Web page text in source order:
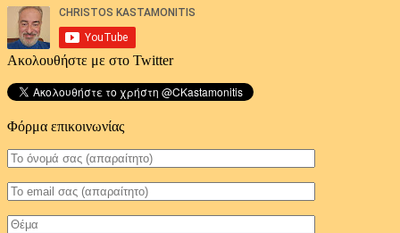
Ακολουθήστε με στο Twitter
Φόρμα επικοινωνίας